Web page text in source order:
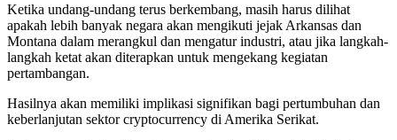
Ketika undang-undang terus berkembang, masih harus dilihat
apakah lebih banyak negara akan mengikuti jejak Arkansas dan
Montana dalam merangkul dan mengatur industri, atau jika langkah-
langkah ketat akan diterapkan untuk mengekang kegiatan
pertambangan.
Hasilnya akan memiliki implikasi signifikan bagi pertumbuhan dan
keberlanjutan sektor cryptocurrency di Amerika Serikat.